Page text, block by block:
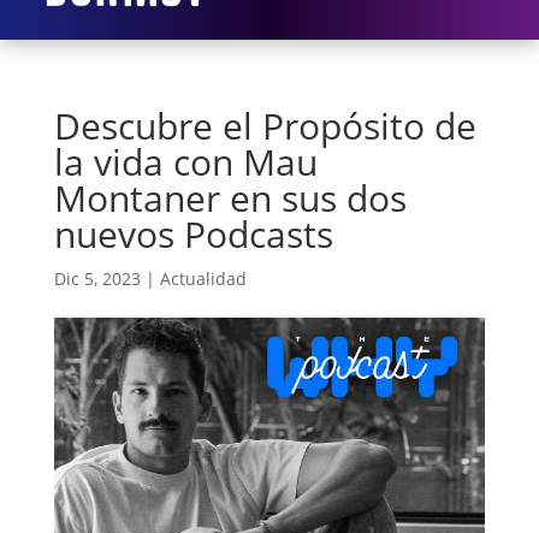
Descubre el Propósito de
la vida con Mau
Montaner en sus dos
nuevos Podcasts
Dic 5, 2023 | Actualidad